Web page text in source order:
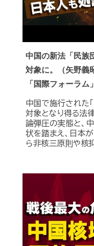
中国の新法「民族
対象に。（矢野義
「国際フォーラム
中国で施行された
対象となり得る法
論弾圧の実態と、
状を踏まえ、日本
ら非核三原則や核